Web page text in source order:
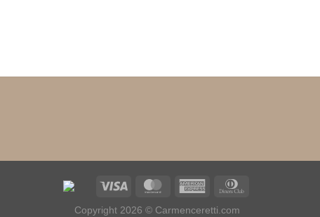
Visa MasterCardAmerican
Copyright 2026 © Carmenceretti.com